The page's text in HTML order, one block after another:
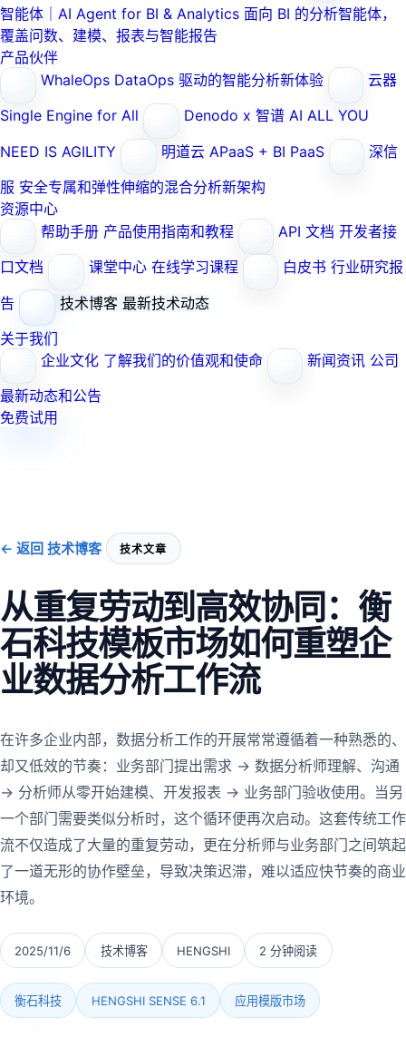
智能体｜AI Agent for BI & Analytics 面向 BI 的分析智能体，
覆盖问数、建模、报表与智能报告
产品伙伴
WhaleOps DataOps 驱动的智能分析新体验
云器
Single Engine for All
Denodo x 智谱 AI ALL YOU
NEED IS AGILITY
明道云 APaaS + BI PaaS
深信
服 安全专属和弹性伸缩的混合分析新架构
资源中心
帮助手册 产品使用指南和教程 API 文档 开发者接
口文档
课堂中心 在线学习课程 白皮书 行业研究报
告
技术博客 最新技术动态
关于我们
企业文化 了解我们的价值观和使命 新闻资讯 公司
最新动态和公告
免费试用
← 返回 技术博客 技术文章
从重复劳动到高效协同：衡
石科技模板市场如何重塑企
业数据分析工作流
在许多企业内部，数据分析工作的开展常常遵循着一种熟悉的、
却又低效的节奏：业务部门提出需求 → 数据分析师理解、沟通
→ 分析师从零开始建模、开发报表 → 业务部门验收使用。当另
一个部门需要类似分析时，这个循环便再次启动。这套传统工作
流不仅造成了大量的重复劳动，更在分析师与业务部门之间筑起
了一道无形的协作壁垒，导致决策迟滞，难以适应快节奏的商业
环境。
2025/11/6 技术博客 HENGSHI 2 分钟阅读
衡石科技 HENGSHI SENSE 6.1 应用模版市场